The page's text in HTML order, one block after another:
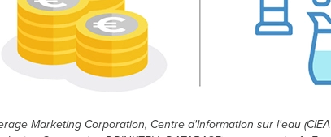
Marketing Corporation, Centre d'Information sur l'eau